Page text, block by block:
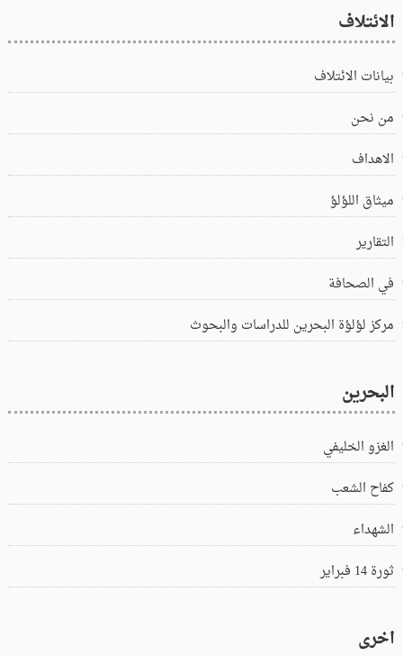
الائتلاف
بيانات الائتلاف
من نحن
الاهداف
ميثاق اللؤلؤ
التقارير
في الصحافة
مركز لؤلؤة البحرين للدراسات والبحوث
البحرين
الغزو الخليفي
كفاح الشعب
الشهداء
ثورة 14 فبراير
اخرى